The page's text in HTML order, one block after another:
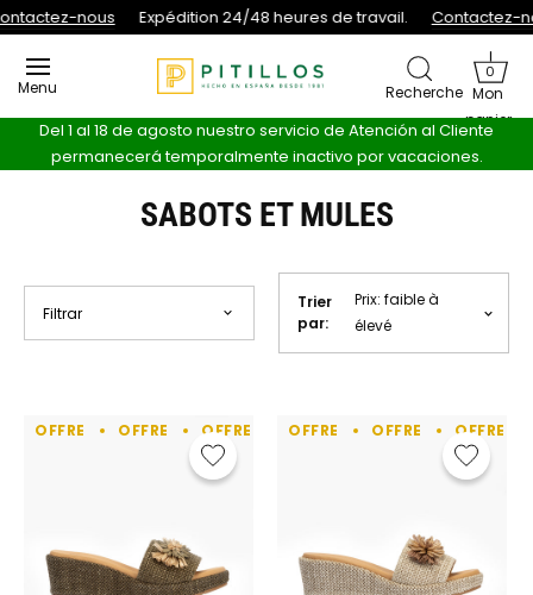
Passer au contenu
nous Expédition 24/48 heures de travail. Contactez-
Menu Recherche
0
Mon
panier
Del 1 al 18 de agosto nuestro servicio de Atención al Cliente
permanecerá temporalmente inactivo por vacaciones.
SABOTS ET MULES
Filtrar
Trier
par:
Prix: faible à
élevé
OFFRE OFFRE OFFRE OFFRE OFFRE OFFRE
OFFRE OFFRE OFFRE